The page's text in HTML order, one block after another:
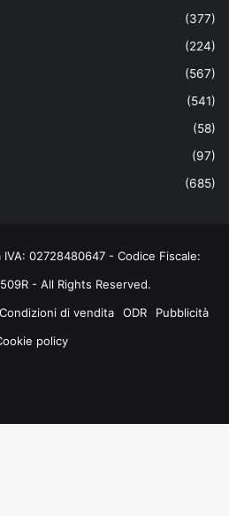
(377)
(224)
(567)
(541)
(58)
(97)
(685)
02728480647 - Codice Fiscale:
- All Rights Reserved.
Condizioni di vendita ODR
Pubblicità
policy
Tube